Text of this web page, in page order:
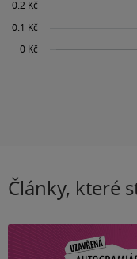
Články, které